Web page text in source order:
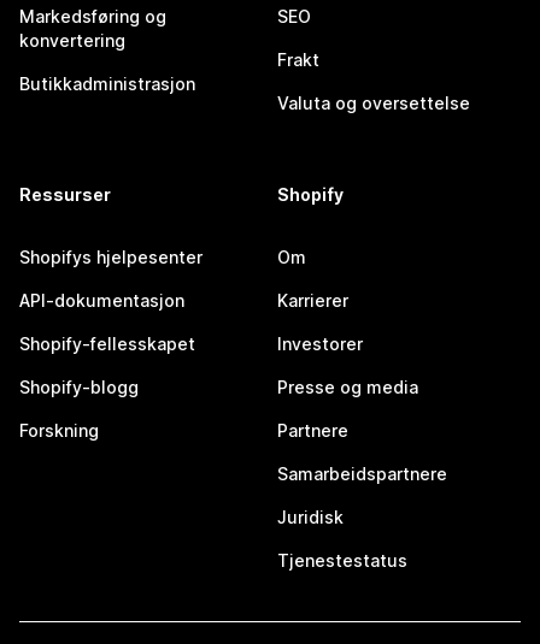
Markedsføring og
konvertering
Butikkadministrasjon
SEO
Frakt
Valuta og oversettelse
Ressurser
Shopifys hjelpesenter
API-dokumentasjon
Shopify-fellesskapet
Shopify-blogg
Forskning
Shopify
Om
Karrierer
Investorer
Presse og media
Partnere
Samarbeidspartnere
Juridisk
Tjenestestatus